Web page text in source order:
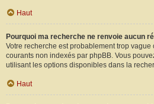
Haut
Pourquoi ma recherche ne renvoie aucun
Votre recherche est probablement trop
courants non indexés par phpBB. Vous
utilisant les options disponibles dans la
Haut